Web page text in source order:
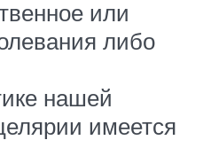
или
либо
нашей
имеется